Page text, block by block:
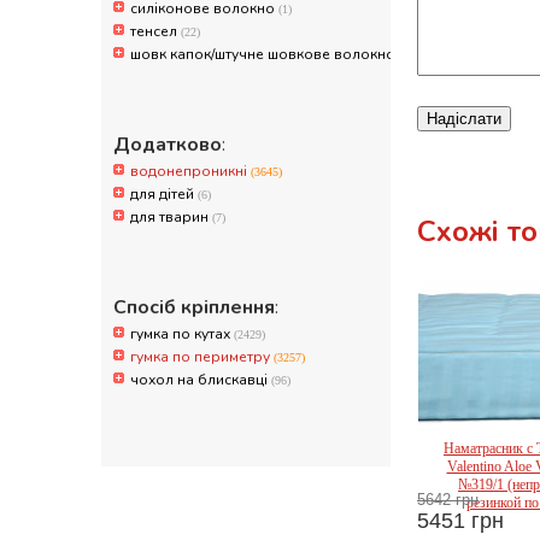
силіконове волокно (1)
тенсел (22)
шовк капок/штучне шовкове волокно
Додатково:
водонепроникні (3645)
для дітей (6)
для тварин (7)
Спосіб кріплення:
гумка по кутах (2429)
гумка по периметру (3257)
чохол на блискавці (96)
Надіслати
Схожі
Наматрасник с
Valentino Aloe
№319/1
резинкой
5642 грн
5451 грн